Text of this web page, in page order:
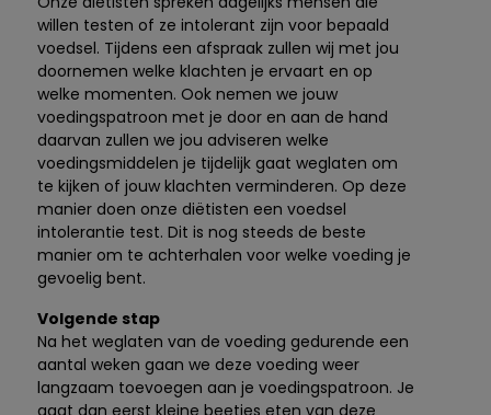
willen testen of ze intolerant zijn voor bepaald
voedsel. Tijdens een afspraak zullen wij met jou
doornemen welke klachten je ervaart en op
welke momenten. Ook nemen we jouw
voedingspatroon met je door en aan de hand
daarvan zullen we jou adviseren welke
voedingsmiddelen je tijdelijk gaat weglaten om
te kijken of jouw klachten verminderen. Op deze
manier doen onze diëtisten een voedsel
intolerantie test. Dit is nog steeds de beste
manier om te achterhalen voor welke voeding je
gevoelig bent.
Volgende stap
Na het weglaten van de voeding gedurende een
aantal weken gaan we deze voeding weer
langzaam toevoegen aan je voedingspatroon. Je
gaat dan eerst kleine beetjes eten van deze